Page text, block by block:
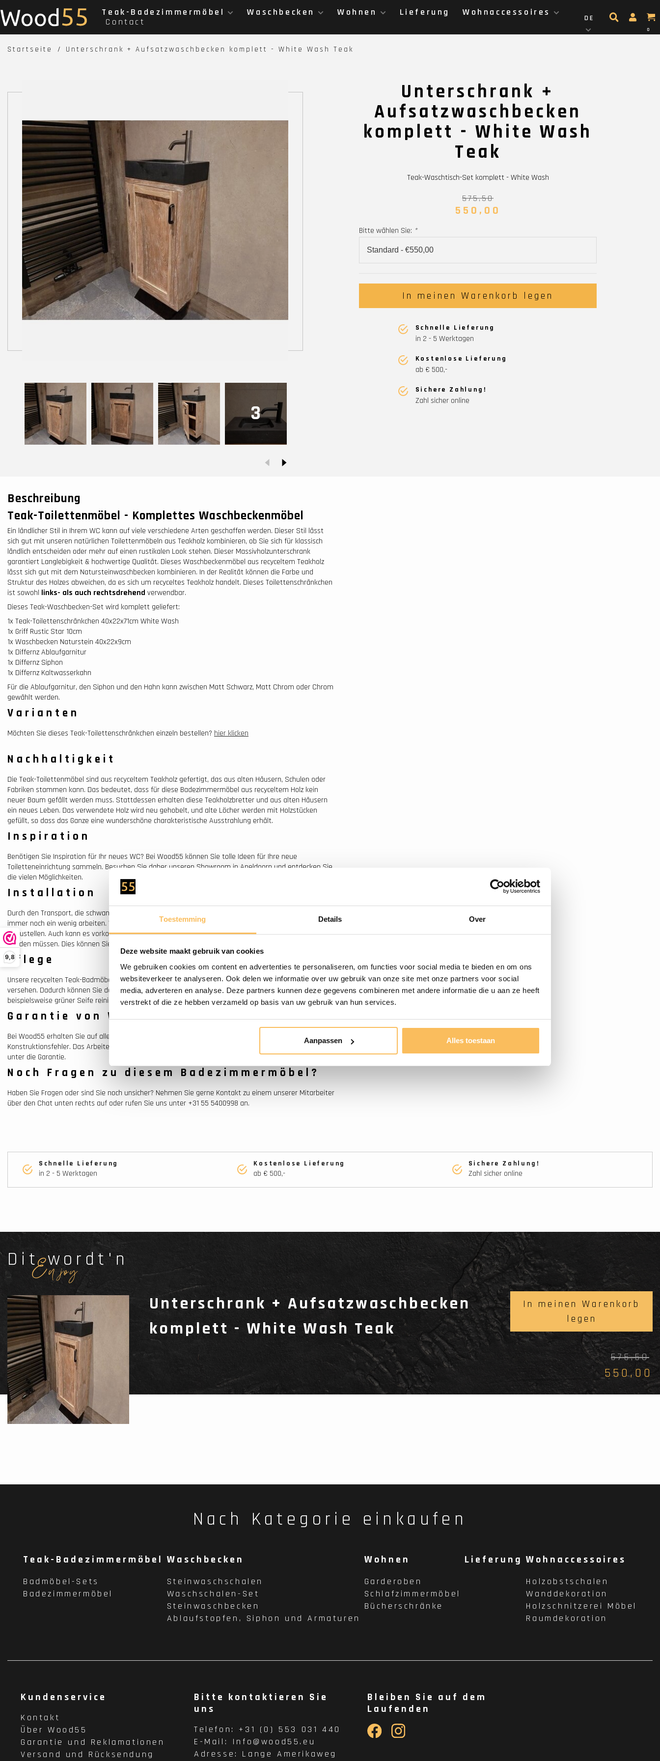
Toestemming Details Over
Deze website maakt gebruik van cookies
We gebruiken cookies om content en advertenties te personaliseren, om functies voor social media te bieden en om ons
websiteverkeer te analyseren. Ook delen we informatie over uw gebruik van onze site met onze partners voor social
media, adverteren en analyse. Deze partners kunnen deze gegevens combineren met andere informatie die u aan ze heeft
verstrekt of die ze hebben verzameld op basis van uw gebruik van hun services.
Aanpassen Alles toestaan
9,8
Teak-Badezimmermöbel Waschbecken Wohnen Lieferung
Wohnaccessoires
Contact
DE
0
Startseite Unterschrank + Aufsatzwaschbecken komplett - White Wash Teak
3
Unterschrank +
Aufsatzwaschbecken
komplett - White Wash
Teak
Teak-Waschtisch-Set komplett - White Wash
575,50
550,00
Bitte wählen Sie: *
In meinen Warenkorb legen
Schnelle Lieferung
in 2 - 5 Werktagen
Kostenlose Lieferung
ab € 500,-
Sichere Zahlung!
Zahl sicher online
Beschreibung
Teak-Toilettenmöbel - Komplettes Waschbeckenmöbel
Ein ländlicher Stil in Ihrem WC kann auf viele verschiedene Arten geschaffen werden. Dieser Stil lässt
sich gut mit unseren natürlichen Toilettenmöbeln aus Teakholz kombinieren, ob Sie sich für klassisch
ländlich entscheiden oder mehr auf einen rustikalen Look stehen. Dieser Massivholzunterschrank
garantiert Langlebigkeit & hochwertige Qualität. Dieses Waschbeckenmöbel aus recyceltem Teakholz
lässt sich gut mit dem Natursteinwaschbecken kombinieren. In der Realität können die Farbe und
Struktur des Holzes abweichen, da es sich um recyceltes Teakholz handelt. Dieses Toilettenschränkchen
ist sowohl links- als auch rechtsdrehend verwendbar.
Dieses Teak-Waschbecken-Set wird komplett geliefert:
1x Teak-Toilettenschränkchen 40x22x71cm White Wash
1x Griff Rustic Star 10cm
1x Waschbecken Naturstein 40x22x9cm
1x Differnz Ablaufgarnitur
1x Differnz Siphon
1x Differnz Kaltwasserkahn
Für die Ablaufgarnitur, den Siphon und den Hahn kann zwischen Matt Schwarz, Matt Chrom oder Chrom
gewählt werden.
Varianten
Möchten Sie dieses Teak-Toilettenschränkchen einzeln bestellen? hier klicken
Nachhaltigkeit
Die Teak-Toilettenmöbel sind aus recyceltem Teakholz gefertigt, das aus alten Häusern, Schulen oder
Fabriken stammen kann. Das bedeutet, dass für diese Badezimmermöbel aus recyceltem Holz kein
neuer Baum gefällt werden muss. Stattdessen erhalten diese Teakholzbretter und aus alten Häusern
ein neues Leben. Das verwendete Holz wird neu gehobelt, und alte Löcher werden mit Holzstücken
gefüllt, so dass das Ganze eine wunderschöne charakteristische Ausstrahlung erhält.
Inspiration
Benötigen Sie Inspiration für Ihr neues WC? Bei Wood55 können Sie tolle Ideen für Ihre neue
Toiletteneinrichtung sammeln. Besuchen Sie daher unseren Showroom in Apeldoorn und entdecken Sie
die vielen Möglichkeiten.
Installation
Durch den Transport, die schwankende Luftfeuchtigkeit und Temperaturunterschiede kann das Teakholz
immer noch ein wenig arbeiten. Wir empfehlen, die Schubladen nach der Installation sorgfältig
einzustellen. Auch kann es vorkommen, dass die Schubladen nach dem Befüllen nochmals eingestellt
werden müssen. Dies können Sie mit den Einstellschrauben an der Unterseite der Schublade tun.
Pflege
Unsere recycelten Teak-Badmöbel sind mit einer naturbelassenen oder White Wash Beschichtung
versehen. Dadurch können Sie das Teak-Badmöbel leicht und einfach mit einem feuchten Tuch und
beispielsweise grüner Seife reinigen.
Garantie von Wood55
Bei Wood55 erhalten Sie auf alle Standardprodukte 2 Jahre Garantie auf Produktions- oder
Konstruktionsfehler. Das Arbeiten des Holzes durch Wetterbedingungen oder andere Einflüsse fällt nicht
unter die Garantie.
Noch Fragen zu diesem Badezimmermöbel?
Haben Sie Fragen oder sind Sie noch unsicher? Nehmen Sie gerne Kontakt zu einem unserer Mitarbeiter
über den Chat unten rechts auf oder rufen Sie uns unter +31 55 5400998 an.
Schnelle Lieferung
in 2 - 5 Werktagen
Kostenlose Lieferung
ab € 500,-
Sichere Zahlung!
Zahl sicher online
Dit wordt'n
Enjoy
Unterschrank + Aufsatzwaschbecken
komplett - White Wash Teak
In meinen Warenkorb
legen
575,50
550,00
Nach Kategorie einkaufen
Teak-Badezimmermöbel
Badmöbel-Sets
Badezimmermöbel
Waschbecken
Steinwaschschalen
Waschschalen-Set
Steinwaschbecken
Ablaufstopfen, Siphon und Armaturen
Wohnen
Garderoben
Schlafzimmermöbel
Bücherschränke
Lieferung Wohnaccessoires
Holzobstschalen
Wanddekoration
Holzschnitzerei Möbel
Raumdekoration
Kundenservice
Kontakt
Über Wood55
Garantie und Reklamationen
Versand und Rücksendung
Bitte kontaktieren Sie
uns
Telefon: +31 (0) 553 031 440
E-Mail: Info@wood55.eu
Adresse: Lange Amerikaweg
Bleiben Sie auf dem
Laufenden